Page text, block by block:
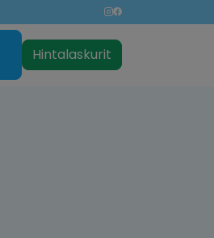
Hintalaskurit